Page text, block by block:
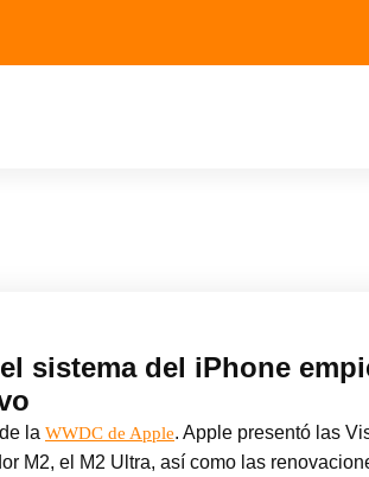
sistema del iPhone
la WWDC de Apple. Apple presentó las
M2, el M2 Ultra, así como las